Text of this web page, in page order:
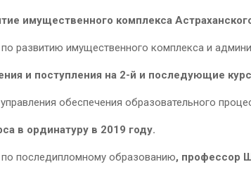
имущественного комплекса
развитию имущественного комплекса и
и поступления на 2-й и последующие
обеспечения образовательного
в ординатуру в 2019 году.
последипломному образованию, профессор